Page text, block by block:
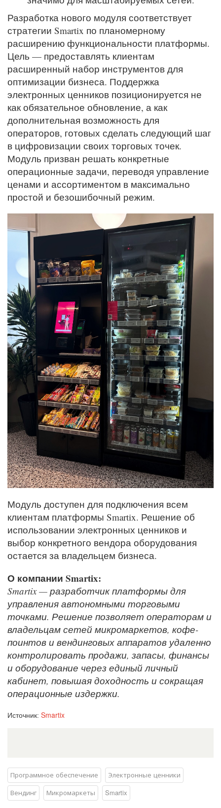
Разработка нового модуля соответствует
стратегии Smartix по планомерному
расширению функциональности платформы.
Цель — предоставлять клиентам
расширенный набор инструментов для
оптимизации бизнеса. Поддержка
электронных ценников позиционируется не
как обязательное обновление, а как
дополнительная возможность для
операторов, готовых сделать следующий шаг
в цифровизации своих торговых точек.
Модуль призван решать конкретные
операционные задачи, переводя управление
ценами и ассортиментом в максимально
простой и безошибочный режим.
Модуль доступен для подключения всем
клиентам платформы Smartix. Решение об
использовании электронных ценников и
выбор конкретного вендора оборудования
остается за владельцем бизнеса.
О компании Smartix:
Smartix — разработчик платформы для
управления автономными торговыми
точками. Решение позволяет операторам и
владельцам сетей микромаркетов, кофе-
поинтов и вендинговых аппаратов удаленно
контролировать продажи, запасы, финансы
и оборудование через единый личный
кабинет, повышая доходность и сокращая
операционные издержки.
Источник: Smartix
Программное обеспечение
Электронные ценники
Вендинг
Микромаркеты Smartix